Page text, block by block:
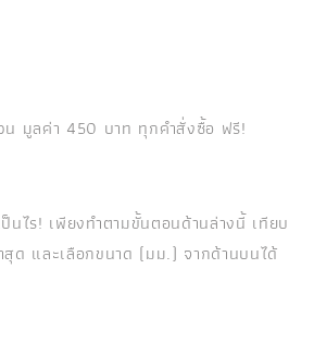
น มูลค่า 450 บาท ทุกคำสั่งซื้อ ฟรี!
นไร! เพียงทำตามขั้นตอนด้านล่างนี้ เทียบ
สุด และเลือกขนาด (มม.) จากด้านบนได้